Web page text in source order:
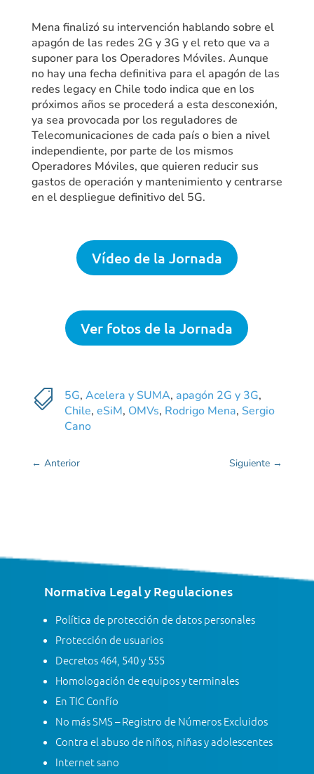
Mena finalizó su intervención hablando sobre el
apagón de las redes 2G y 3G y el reto que va a
suponer para los Operadores Móviles. Aunque
no hay una fecha definitiva para el apagón de las
redes legacy en Chile todo indica que en los
próximos años se procederá a esta desconexión,
ya sea provocada por los reguladores de
Telecomunicaciones de cada país o bien a nivel
independiente, por parte de los mismos
Operadores Móviles, que quieren reducir sus
gastos de operación y mantenimiento y centrarse
en el despliegue definitivo del 5G.
Vídeo de la Jornada
Ver fotos de la Jornada
 5G, Acelera y SUMA, apagón 2G y 3G,
Chile, eSiM, OMVs, Rodrigo Mena, Sergio
Cano
← Anterior Siguiente →
Normativa Legal y Regulaciones
Política de protección de datos personales
Protección de usuarios
Decretos 464, 540 y 555
Homologación de equipos y terminales
En TIC Confío
No más SMS – Registro de Números Excluidos
Contra el abuso de niños, niñas y adolescentes
Internet sano